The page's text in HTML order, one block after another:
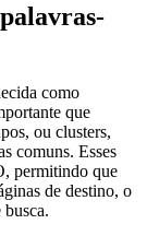
como
que
ou clusters,
comuns. Esses
permitindo que
de destino, o
busca.